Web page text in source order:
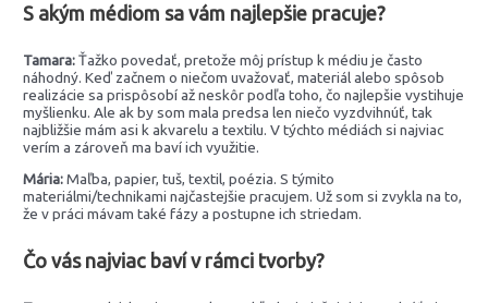
S akým médiom sa vám najlepšie pracuje?
Tamara:Ťažko povedať, pretože môj prístup k médiu je často
náhodný. Keď začnem o niečom uvažovať, materiál alebo spôsob
realizácie sa prispôsobí až neskôr podľa toho, čo najlepšie vystihuje
myšlienku. Ale ak by som mala predsa len niečo vyzdvihnúť, tak
najbližšie mám asi k akvarelu a textilu. V týchto médiách si najviac
verím a zároveň ma baví ich využitie.
Mária:Maľba, papier, tuš, textil, poézia. S týmito
materiálmi/technikami najčastejšie pracujem. Už som si zvykla na to,
že v práci mávam také fázy a postupne ich striedam.
Čo vás najviac baví v rámci tvorby?